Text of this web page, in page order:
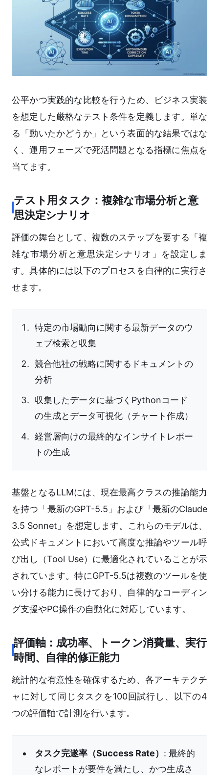
公平かつ実践的な比較を行うため、ビジネス実装
を想定した厳格なテスト条件を定義します。単な
る「動いたかどうか」という表面的な結果ではな
く、運用フェーズで死活問題となる指標に焦点を
当てます。
テスト用タスク：複雑な市場分析と意
思決定シナリオ
評価の舞台として、複数のステップを要する「複
雑な市場分析と意思決定シナリオ」を設定しま
す。具体的には以下のプロセスを自律的に実行さ
せます。
特定の市場動向に関する最新データのウ
ェブ検索と収集
競合他社の戦略に関するドキュメントの
分析
収集したデータに基づくPythonコード
の生成とデータ可視化（チャート作成）
経営層向けの最終的なインサイトレポー
トの生成
基盤となるLLMには、現在最高クラスの推論能力
を持つ「最新のGPT-5.5」および「最新のClaude
3.5 Sonnet」を想定します。これらのモデルは、
公式ドキュメントにおいて高度な推論やツール呼
び出し（Tool Use）に最適化されていることが示
されています。特にGPT-5.5は複数のツールを使
い分ける能力に長けており、自律的なコーディン
グ支援やPC操作の自動化に対応しています。
評価軸：成功率、トークン消費量、実行
時間、自律的修正能力
統計的な有意性を確保するため、各アーキテクチ
ャに対して同じタスクを100回試行し、以下の4
つの評価軸で計測を行います。
タスク完遂率（Success Rate） : 最終的
なレポートが要件を満たし、かつ生成さ